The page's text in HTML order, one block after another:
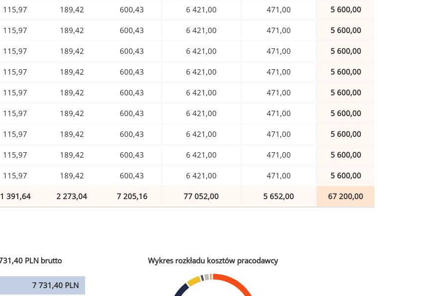
115,97 189,42 600,43 6 421,00 471,00 5 600,00
115,97 189,42 600,43 6 421,00 471,00 5 600,00
115,97 189,42 600,43 6 421,00 471,00 5 600,00
115,97 189,42 600,43 6 421,00 471,00 5 600,00
115,97 189,42 600,43 6 421,00 471,00 5 600,00
115,97 189,42 600,43 6 421,00 471,00 5 600,00
115,97 189,42 600,43 6 421,00 471,00 5 600,00
115,97 189,42 600,43 6 421,00 471,00 5 600,00
115,97 189,42 600,43 6 421,00 471,00 5 600,00
1 391,64 2 273,04 7 205,16 77 052,00 5 652,00 67 200,00
PLN brutto
7 731,40 PLN
Wykres rozkładu kosztów pracodawcy